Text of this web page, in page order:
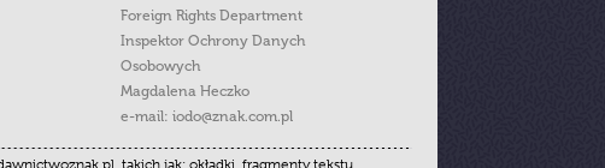
Foreign Rights Department
Inspektor Ochrony Danych
Osobowych
Magdalena Heczko
e-mail: iodo@znak.com.pl
takich jak: okładki, fragmenty tekstu,